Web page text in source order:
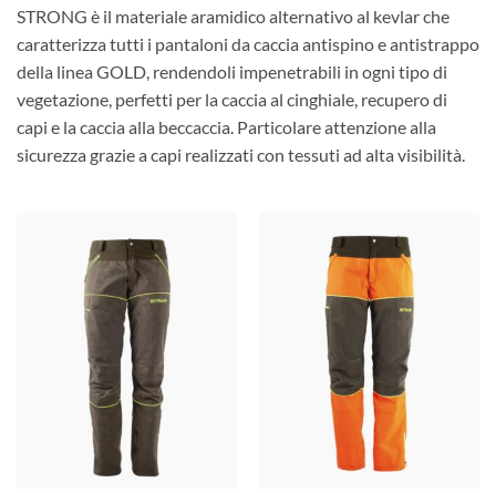
STRONG è il materiale aramidico alternativo al kevlar che
caratterizza tutti i pantaloni da caccia antispino e antistrappo
della linea GOLD, rendendoli impenetrabili in ogni tipo di
vegetazione, perfetti per la caccia al cinghiale, recupero di
capi e la caccia alla beccaccia. Particolare attenzione alla
sicurezza grazie a capi realizzati con tessuti ad alta visibilità.